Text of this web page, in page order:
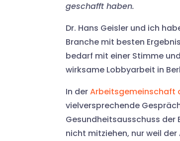
geschafft haben.
Dr. Hans Geisler und ich
Branche mit besten
bedarf mit einer Stimme
wirksame Lobbyarbeit in
In derArbeitsgemeinschaft
vielversprechende
Gesundheitsausschuss der
nicht mitziehen, nur weil